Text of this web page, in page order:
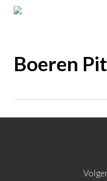
Skip
Boeren